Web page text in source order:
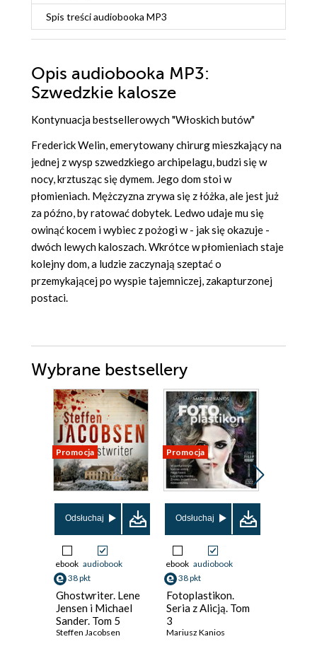
Spis treściaudiobooka MP3
Opis audiobooka MP3:
Szwedzkie kalosze
Kontynuacja bestsellerowych "Włoskich butów"
Frederick Welin, emerytowany chirurg mieszkający na
jednej z wysp szwedzkiego archipelagu, budzi się w
nocy, krztusząc się dymem. Jego dom stoi w
płomieniach. Mężczyzna zrywa się z łóżka, ale jest już
za późno, by ratować dobytek. Ledwo udaje mu się
owinąć kocem i wybiec z pożogi w - jak się okazuje -
dwóch lewych kaloszach. Wkrótce w płomieniach staje
kolejny dom, a ludzie zaczynają szeptać o
przemykającej po wyspie tajemniczej, zakapturzonej
postaci.
Wybrane bestsellery
Promocja
Odsłuchaj
ebook audiobook
38 pkt
Ghostwriter. Lene
Jensen i Michael
Sander. Tom 5
Steffen Jacobsen
Promocja
Odsłuchaj
ebook audiobook
38 pkt
Fotoplastikon.
Seria z Alicją. Tom
3
Mariusz Kanios